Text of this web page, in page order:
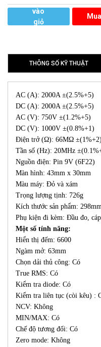
vào
giỏ
THÔNG SỐ KỸ THUẬT
AC (A): 2000A ±(2.5%+5)
DC (A): 2000A ±(2.5%+5)
AC (V): 750V ±(1.2%+5)
DC (V): 1000V ±(0.8%+1)
Điện trở (Ω): 66MΩ ±(1%+2)
Tần số (Hz): 20MHz
Nguồn điện: Pin 9V (6F22)
Màn hình: 43mm x 30mm
Màu máy: Đỏ và xám
Trọng lượng tịnh: 726g
Kích thước sản phẩm:
Phụ kiện đi kèm: Đầu đo,
Một số tính năng:
Hiển thị đếm: 6600
Ngàm mở: 63mm
Chọn dải thủ công: Có
True RMS: Có
Kiểm tra diode: Có
Kiểm tra liên tục (còi kêu) :
NCV: Không
MIN/MAX: Có
Chế độ tương đối: Có
Zero mode: Không